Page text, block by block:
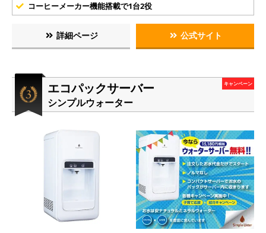
コーヒーメーカー機能搭載で1台2役
詳細ページ 公式サイト
エコパックサーバー
シンプルウォーター
キャンペーン